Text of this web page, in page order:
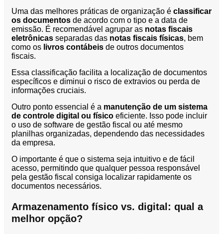
Uma das melhores práticas de organização é classificar
os documentos de acordo com o tipo e a data de
emissão. É recomendável agrupar as notas fiscais
eletrônicas separadas das notas fiscais físicas, bem
como os livros contábeis de outros documentos
fiscais.
Essa classificação facilita a localização de documentos
específicos e diminui o risco de extravios ou perda de
informações cruciais.
Outro ponto essencial é a manutenção de um sistema
de controle digital ou físico eficiente. Isso pode incluir
o uso de software de gestão fiscal ou até mesmo
planilhas organizadas, dependendo das necessidades
da empresa.
O importante é que o sistema seja intuitivo e de fácil
acesso, permitindo que qualquer pessoa responsável
pela gestão fiscal consiga localizar rapidamente os
documentos necessários.
Armazenamento físico vs. digital: qual a
melhor opção?